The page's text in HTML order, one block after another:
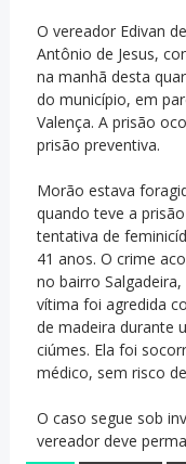
O vereador Edivan
Antônio de Jesus,
na manhã desta
do município, em
Valença. A prisão
prisão preventiva.
Morão estava
quando teve a
tentativa de
41 anos. O crime
no bairro
vítima foi agredida
de madeira durante
ciúmes. Ela foi
médico, sem risco
O caso segue sob
vereador deve